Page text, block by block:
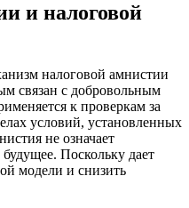
и налоговой
налоговой амнистии
связан с добровольным
к проверкам за
условий, установленных
не означает
Поскольку дает
модели и снизить